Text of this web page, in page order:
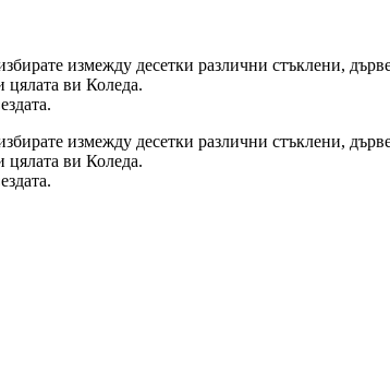
измежду десетки различни стъклени,
цялата ви Коледа.
измежду десетки различни стъклени,
цялата ви Коледа.